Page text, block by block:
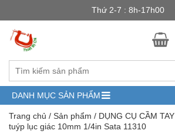
Thứ 2-7 : 8h-17h00
DANH MỤC SẢN PHẨM
Trang chủ / Sản phẩm / DỤNG CỤ CẦM TAY
tuýp lục giác 10mm 1/4in Sata 11310